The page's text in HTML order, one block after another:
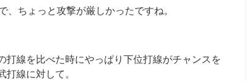
ちょっと攻撃が厳しかったですね。
線を比べた時にやっぱり下位打線がチャンスを
打線に対して。